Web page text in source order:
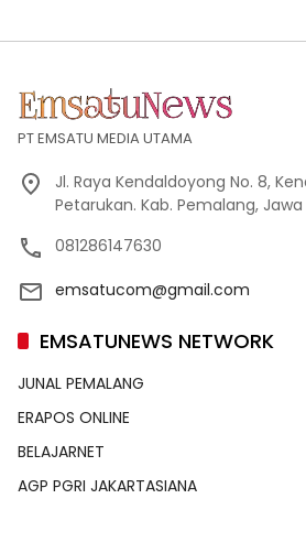
PT EMSATU MEDIA UTAMA
Jl. Raya Kendaldoyong No. 8,
Petarukan. Kab. Pemalang,
081286147630
emsatucom@gmail.com
EMSATUNEWS NETWORK
JUNAL PEMALANG
ERAPOS ONLINE
BELAJARNET
AGP PGRI JAKARTASIANA